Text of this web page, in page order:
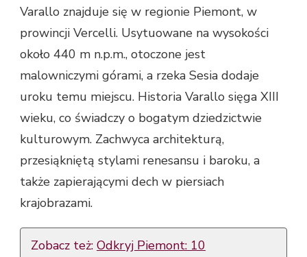
Varallo znajduje się w regionie Piemont, w
prowincji Vercelli. Usytuowane na wysokości
około 440 m n.p.m., otoczone jest
malowniczymi górami, a rzeka Sesia dodaje
uroku temu miejscu. Historia Varallo sięga XIII
wieku, co świadczy o bogatym dziedzictwie
kulturowym. Zachwyca architekturą,
przesiąkniętą stylami renesansu i baroku, a
także zapierającymi dech w piersiach
krajobrazami.
Zobacz też: Odkryj Piemont: 10